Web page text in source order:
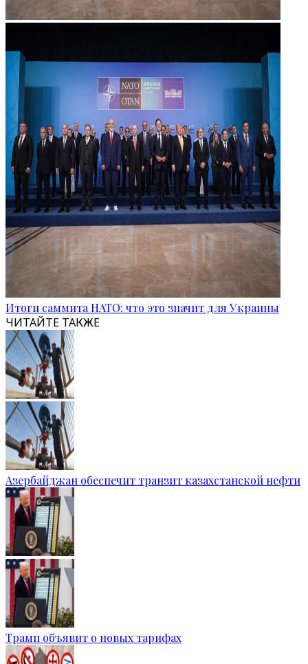
Итоги саммита НАТО: что это значит для Украины
ЧИТАЙТЕ ТАКЖЕ
Азербайджан обеспечит транзит казахстанской нефти
Трамп объявит о новых тарифах